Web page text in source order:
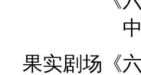
果实剧场《